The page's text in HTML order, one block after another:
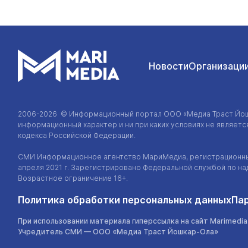
Новости
2006-2026 © Информационный портал ООО «Медиа Траст
информационный характер и ни при каких условиях не
кодекса Российской Федерации.
СМИ Информационное агентство МариМедиа,
апреля 2021 г. Зарегистрировано Федеральной службой по
Возрастное ограничение 16+.
Политика обработки персональных данных
При использовании материала гиперссылка на сайт
Учредитель СМИ — ООО «Медиа Траст Йошкар-Ола»